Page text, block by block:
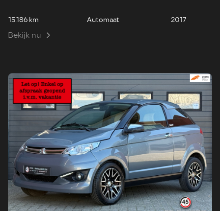
15.186 km Automaat 2017
Bekijk nu